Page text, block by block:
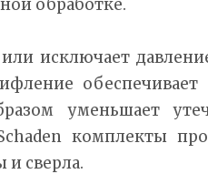
обработке.
исключает
уменьшает
комплекты
и сверла.